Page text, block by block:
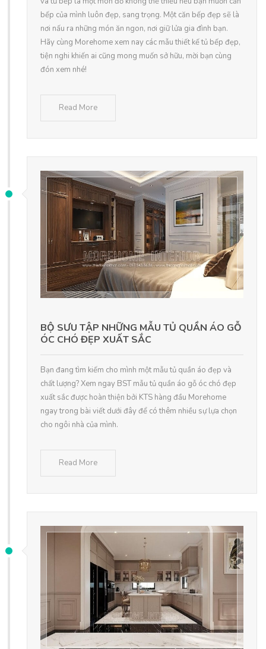
bếp của mình luôn đẹp, sang trọng. Một căn bếp đẹp sẽ là
nơi nấu ra những món ăn ngon, nơi giữ lửa gia đình bạn.
Hãy cùng Morehome xem nay các mẫu thiết kế tủ bếp đẹp,
tiện nghi khiến ai cũng mong muốn sở hữu, mời bạn cùng
đón xem nhé!
Read More
BỘ SƯU TẬP NHỮNG MẪU TỦ QUẦN ÁO GỖ
ÓC CHÓ ĐẸP XUẤT SẮC
Bạn đang tìm kiếm cho mình một mẫu tủ quần áo đẹp và
chất lượng? Xem ngay BST mẫu tủ quần áo gỗ óc chó đẹp
xuất sắc được hoàn thiện bởi KTS hàng đầu Morehome
ngay trong bài viết dưới đây để có thêm nhiều sự lựa chọn
cho ngôi nhà của mình.
Read More